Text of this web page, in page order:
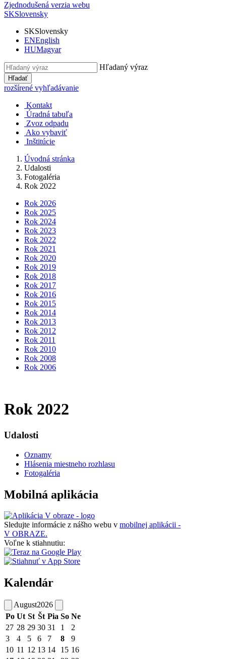
Zjednodušená verzia webu
SKSlovensky
SKSlovensky
ENEnglish
HUMagyar
Hľadaný výraz
Hľadať
rozšírené vyhľadávanie
Kontakt
Úradná tabuľa
Zvoz odpadu
Ako vybaviť
Inštitúcie
Úvodná stránka
Udalosti
Fotogaléria
Rok 2022
Rok 2026
Rok 2025
Rok 2024
Rok 2023
Rok 2022
Rok 2021
Rok 2020
Rok 2019
Rok 2018
Rok 2017
Rok 2016
Rok 2015
Rok 2014
Rok 2013
Rok 2012
Rok 2011
Rok 2010
Rok 2008
Rok 2006
Rok 2022
Udalosti
Oznamy
Hlásenia miestneho rozhlasu
Fotogaléria
Mobilná aplikácia
Sledujte informácie z nášho webu v mobilnej aplikácii -
V OBRAZE.
Voľne k stiahnutiu:
Kalendár
August2026
Po Ut St Št Pia So Ne
27 28 29 30 31 1
2
3
4 5 6 7 8
9
10 11 12 13 14 15 16